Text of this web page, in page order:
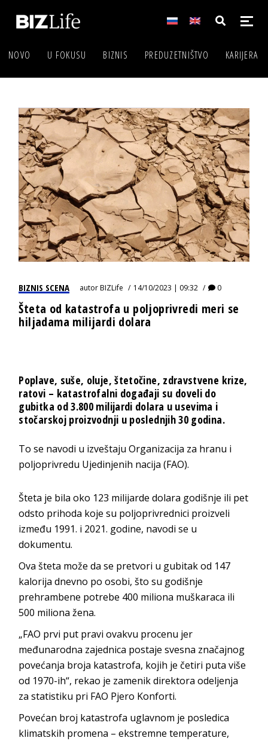
NOVO U FOKUSU BIZNIS PREDUZETNIŠTVO KARIJERA
BIZNIS SCENA autorBIZLife 14/10/2023 | 09:32 0
Šteta od katastrofa u poljoprivredi meri se
hiljadama milijardi dolara
Poplave, suše, oluje, štetočine, zdravstvene krize,
ratovi – katastrofalni događaji su doveli do
gubitka od 3.800 milijardi dolara u usevima i
stočarskoj proizvodnji u poslednjih 30 godina.
To se navodi u izveštaju Organizacija za hranu i
poljoprivredu Ujedinjenih nacija (FAO).
Šteta je bila oko 123 milijarde dolara godišnje ili pet
odsto prihoda koje su poljoprivrednici proizveli
između 1991. i 2021. godine, navodi se u
dokumentu.
Ova šteta može da se pretvori u gubitak od 147
kalorija dnevno po osobi, što su godišnje
prehrambene potrebe 400 miliona muškaraca ili
500 miliona žena.
„FAO prvi put pravi ovakvu procenu jer
međunarodna zajednica postaje svesna značajnog
povećanja broja katastrofa, kojih je četiri puta više
od 1970-ih“, rekao je zamenik direktora odeljenja
za statistiku pri FAO Pjero Konforti.
Povećan broj katastrofa uglavnom je posledica
klimatskih promena – ekstremne temperature,